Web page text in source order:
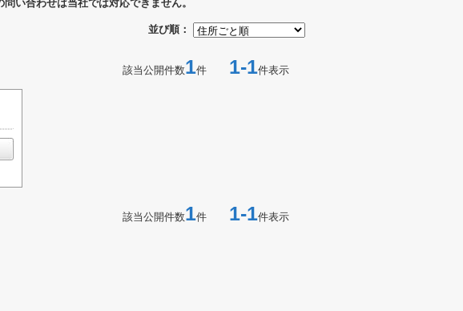
い合わせは当社では対応できません。
並び順：
該当公開件数1件 1-1件表示
該当公開件数1件 1-1件表示